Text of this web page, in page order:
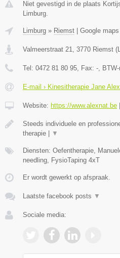
Niet gevestigd in de plaats
Limburg.
Limburg » Riemst Google maps
Valmeerstraat 21 3770 Riemst (
Tel: 0472 81 80 95 , Fax: - ,
E-mail › Kinesitherapie Jane
Website: https://www.alexnat.be
Steeds individuele en
therapie |
▼
Diensten: Oefentherapie,
needling, FysioTaping 4xT
Er wordt gewerkt op afspraak.
Laatste facebook posts ▼
Sociale media: